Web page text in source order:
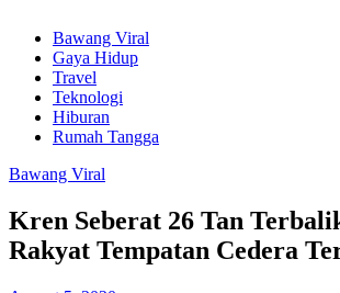
Bawang Viral
Gaya Hidup
Travel
Teknologi
Hiburan
Rumah Tangga
Bawang Viral
Kren Seberat 26 Tan
Rakyat Tempatan Cedera